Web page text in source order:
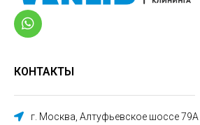
КОНТАКТЫ
г. Москва, Алтуфьевское шоссе 79А